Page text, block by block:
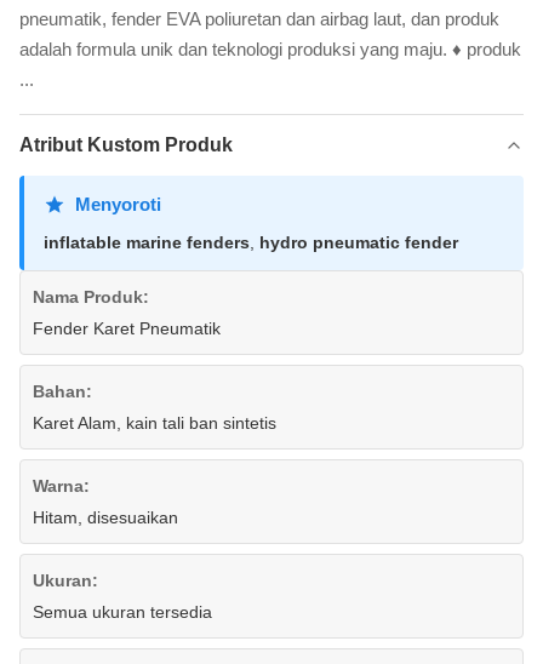
pneumatik, fender EVA poliuretan dan airbag laut, dan produk
adalah formula unik dan teknologi produksi yang maju. ♦ produk
...
Atribut Kustom Produk
Menyoroti
inflatable marine fenders hydro pneumatic fender
Nama Produk:
Fender Karet Pneumatik
Bahan:
Karet Alam, kain tali ban sintetis
Warna:
Hitam, disesuaikan
Ukuran:
Semua ukuran tersedia